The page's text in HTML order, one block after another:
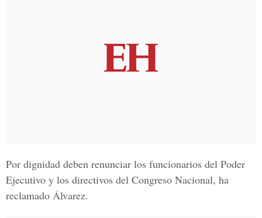
Por dignidad deben renunciar los funcionarios del Poder
Ejecutivo y los directivos del Congreso Nacional, ha
reclamado Álvarez.